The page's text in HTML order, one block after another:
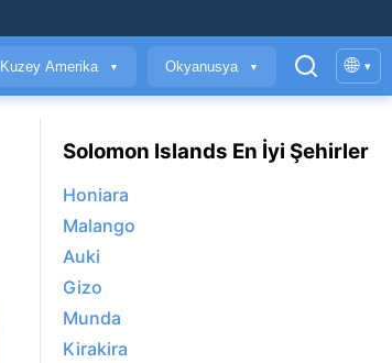
Kuzey Amerika ▼ Okyanusya ▼ 🌐 ▾
Solomon Islands En İyi Şehirler
Honiara
Malango
Auki
Gizo
Munda
Kirakira